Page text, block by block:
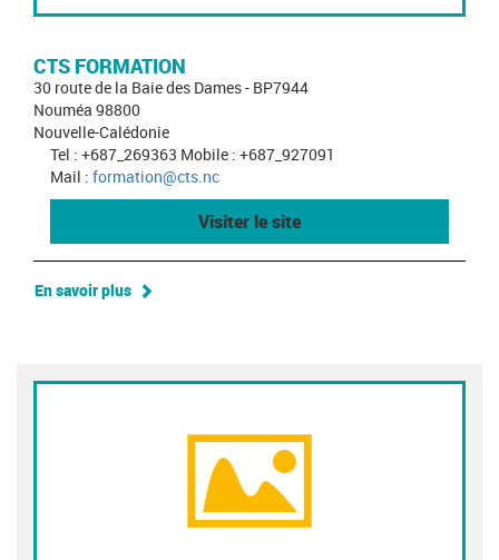
CTS FORMATION
30 route de la Baie des Dames - BP7944
Nouméa 98800
Nouvelle-Calédonie
Tel : +687_269363 Mobile : +687_927091
Mail : formation@cts.nc
Visiter le site
En savoir plus